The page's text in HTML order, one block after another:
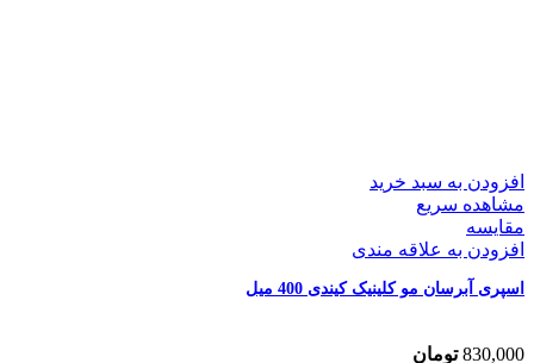
افزودن به سبد خرید
مشاهده سریع
مقایسه
افزودن به علاقه مندی
اسپری آبرسان مو کلینیک کیندی 400 میل
830,000 تومان